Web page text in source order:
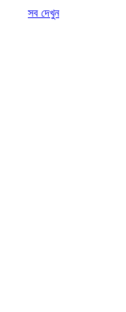
সবরিভিউ
দেখুন